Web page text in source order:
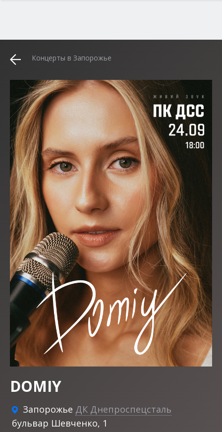
Концерты в Запорожье
DOMIY
Запорожье ДК Днепроспецсталь
бульвар Шевченко, 1